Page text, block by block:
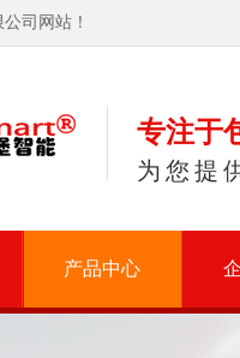
司网站！
专注于
为您提
产品中心